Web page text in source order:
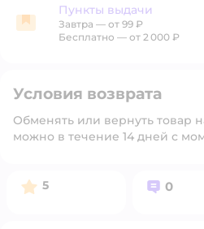
Пункты выдачи
Пункты выдачи
Завтра — от 99 ₽
Бесплатно — от 2 000 ₽
Условия возврата
Обменять или вернуть товар
можно в течение 14 дней с
Рейтинг:
5 Вопросов:
0